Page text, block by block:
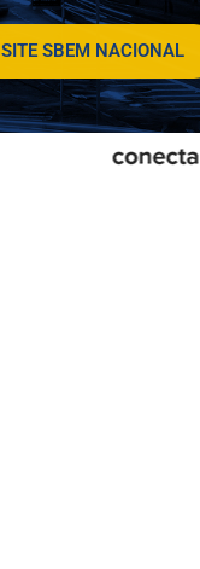
SITE SBEM NACIONAL